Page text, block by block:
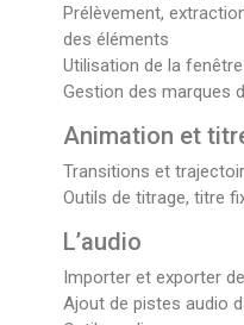
Prélèvement,
des éléments
Utilisation de la
Gestion des marques
Animation et
Transitions et
Outils de titrage, titre
L’audio
Importer et exporter
Ajout de pistes audio